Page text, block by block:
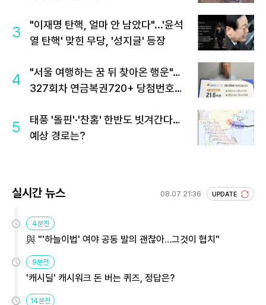
3
"이재명 탄핵, 얼마 안 남았다"...'윤석
열 탄핵' 맞힌 무당, '성지글' 등장
4
"서울 여행하는 꿈 뒤 찾아온 행운"…
327회차 연금복권720+ 당첨번호조
5
태풍 '돌핀'·'찬홈' 한반도 빗겨간다…
예상 경로는?
실시간 뉴스 08.07 21:36 UPDATE
4분전
與 "'하늘이법' 여야 공동 발의 괜찮아…그것이 협치"
9분전
'캐시딜' 캐시워크 돈 버는 퀴즈, 정답은?
14분전